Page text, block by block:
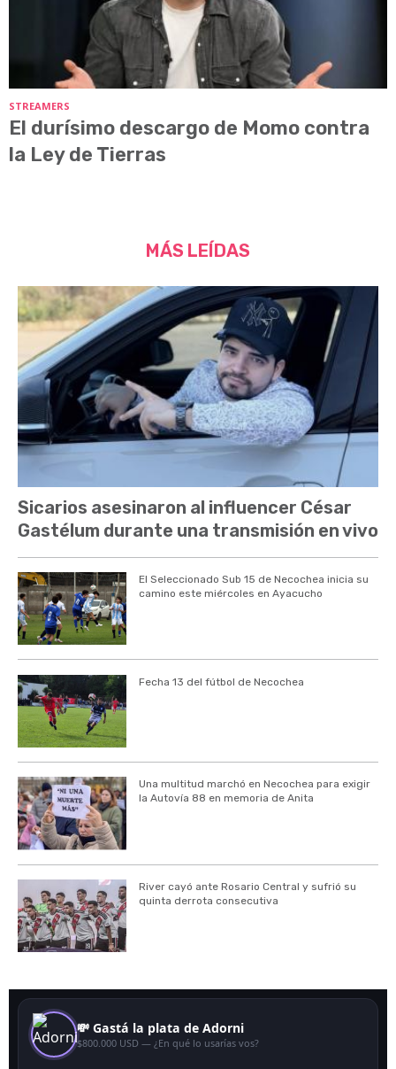
STREAMERS
El durísimo descargo de Momo contra
la Ley de Tierras
MÁS LEÍDAS
Sicarios asesinaron al influencer César
Gastélum durante una transmisión en vivo
El Seleccionado Sub 15 de Necochea inicia su
camino este miércoles en Ayacucho
Fecha 13 del fútbol de Necochea
Una multitud marchó en Necochea para exigir
la Autovía 88 en memoria de Anita
River cayó ante Rosario Central y sufrió su
quinta derrota consecutiva